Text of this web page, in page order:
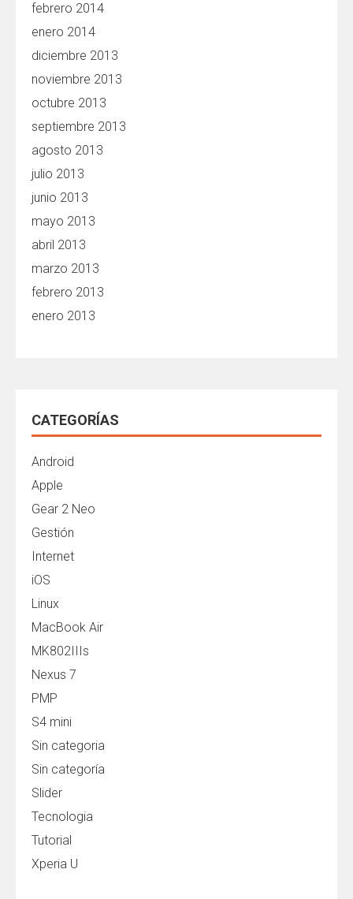
febrero 2014
enero 2014
diciembre 2013
noviembre 2013
octubre 2013
septiembre 2013
agosto 2013
julio 2013
junio 2013
mayo 2013
abril 2013
marzo 2013
febrero 2013
enero 2013
CATEGORÍAS
Android
Apple
Gear 2 Neo
Gestión
Internet
iOS
Linux
MacBook Air
MK802IIIs
Nexus 7
PMP
S4 mini
Sin categoria
Sin categoría
Slider
Tecnologia
Tutorial
Xperia U